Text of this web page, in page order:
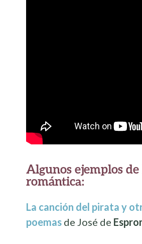
Algunos ejemplos
romántica:
La canción del pirata y
poemas de José de